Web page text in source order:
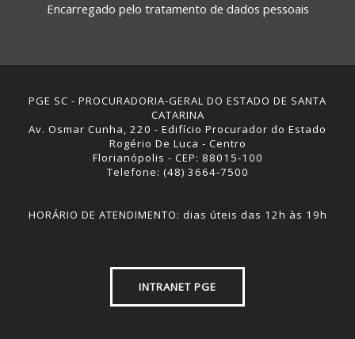
Encarregado pelo tratamento de dados pessoais
PGE SC - PROCURADORIA-GERAL DO ESTADO DE SANTA
CATARINA
Av. Osmar Cunha, 220 - Edifício Procurador do Estado
Rogério De Luca - Centro
Florianópolis - CEP: 88015-100
Telefone: (48) 3664-7500
HORÁRIO DE ATENDIMENTO: dias úteis das 12h às 19h
INTRANET PGE